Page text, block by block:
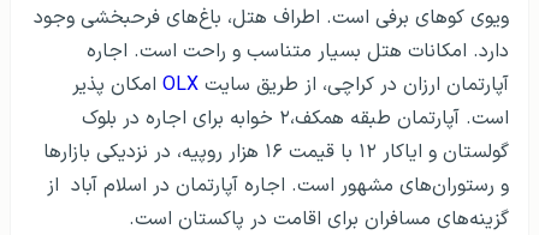
ویوی کوهای برفی است. اطراف هتل، باغ‌های فرحبخشی وجود
دارد. امکانات هتل بسیار متناسب و راحت است. اجاره
آپارتمان ارزان در کراچی، از طریق سایت OLX امکان پذیر
است. آپارتمان طبقه همکف،۲ خوابه برای اجاره در بلوک
گولستان و ایاکار ۱۲ با قیمت ۱۶ هزار روپیه، در نزدیکی بازارها
و رستوران‌های مشهور است. اجاره آپارتمان در اسلام آباد از
گزینه‌های مسافران برای اقامت در پاکستان است.